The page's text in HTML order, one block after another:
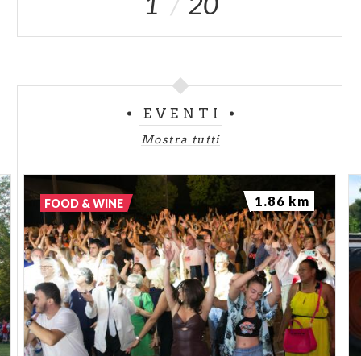
EVENTI
Mostra tutti
FOOD & WINE 1.86 km